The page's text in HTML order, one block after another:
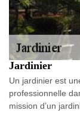
Jardinier
Un jardinier est
professionnelle
mission d’un